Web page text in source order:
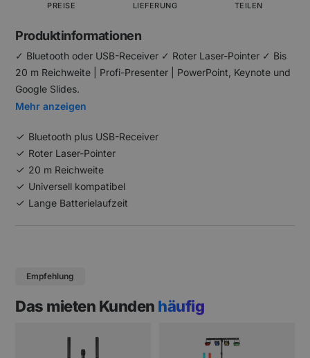
PREISE LIEFERUNG TEILEN
Produktinformationen
✓ Bluetooth oder USB-Receiver ✓ Roter Laser-Pointer ✓ Bis
20 m Reichweite | Profi-Presenter | PowerPoint, Keynote und
Google Slides.
Mehr anzeigen
Bluetooth plus USB-Receiver
Roter Laser-Pointer
20 m Reichweite
Universell kompatibel
Lange Batterielaufzeit
Empfehlung
Das mieten Kunden häufig